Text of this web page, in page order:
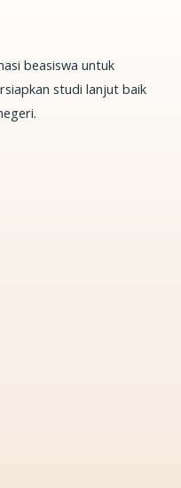
beasiswa untuk
studi lanjut baik